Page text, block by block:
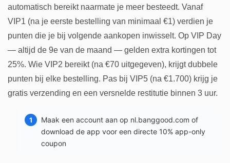
automatisch bereikt naarmate je meer besteedt. Vanaf
VIP1 (na je eerste bestelling van minimaal €1) verdien je
punten die je bij volgende aankopen inwisselt. Op VIP Day
— altijd de 9e van de maand — gelden extra kortingen tot
25%. Wie VIP2 bereikt (na €70 uitgegeven), krijgt dubbele
punten bij elke bestelling. Pas bij VIP5 (na €1.700) krijg je
gratis verzending en een versnelde restitutie binnen 3 uur.
Maak een account aan op nl.banggood.com of
download de app voor een directe 10% app-only
coupon